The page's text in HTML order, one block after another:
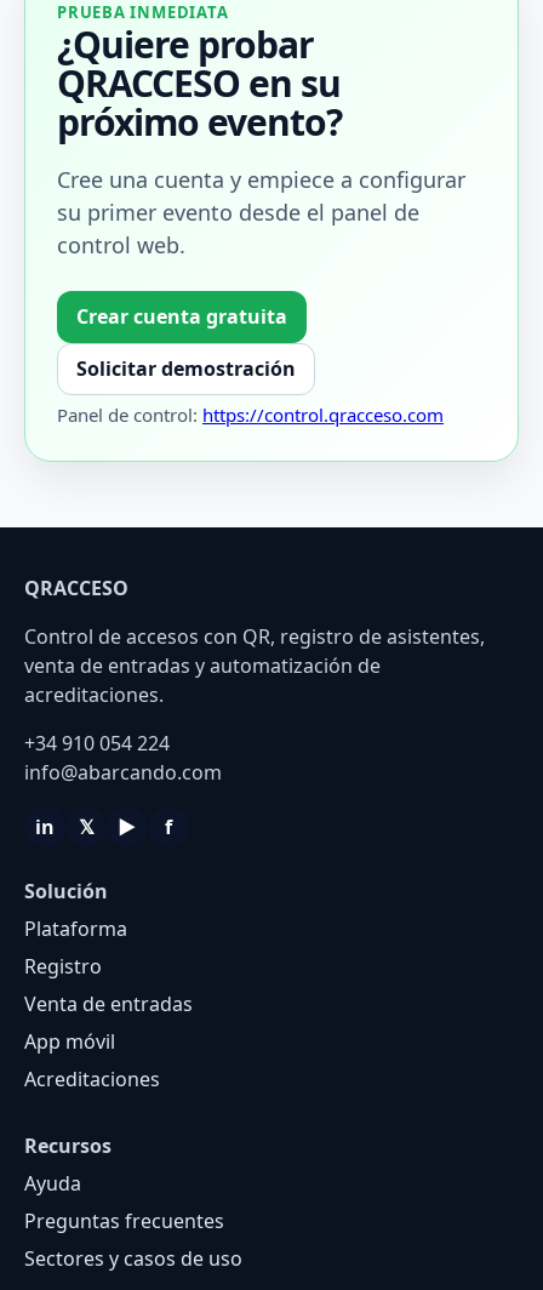
PRUEBA INMEDIATA
¿Quiere probar
QRACCESO en su
próximo evento?
Cree una cuenta y empiece a configurar
su primer evento desde el panel de
control web.
Crear cuenta gratuita
Solicitar demostración
Panel de control: https://control.qracceso.com
QRACCESO
Control de accesos con QR, registro de asistentes,
venta de entradas y automatización de
acreditaciones.
+34 910 054 224
info@abarcando.com
in 𝕏 ▶ f
Solución
Plataforma
Registro
Venta de entradas
App móvil
Acreditaciones
Recursos
Ayuda
Preguntas frecuentes
Sectores y casos de uso